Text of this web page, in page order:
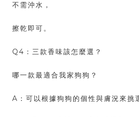
不需沖水，
擦乾即可。
Q4：三款香味該怎麼選？
哪一款最適合我家狗狗？
A：可以根據狗狗的個性與膚況來挑